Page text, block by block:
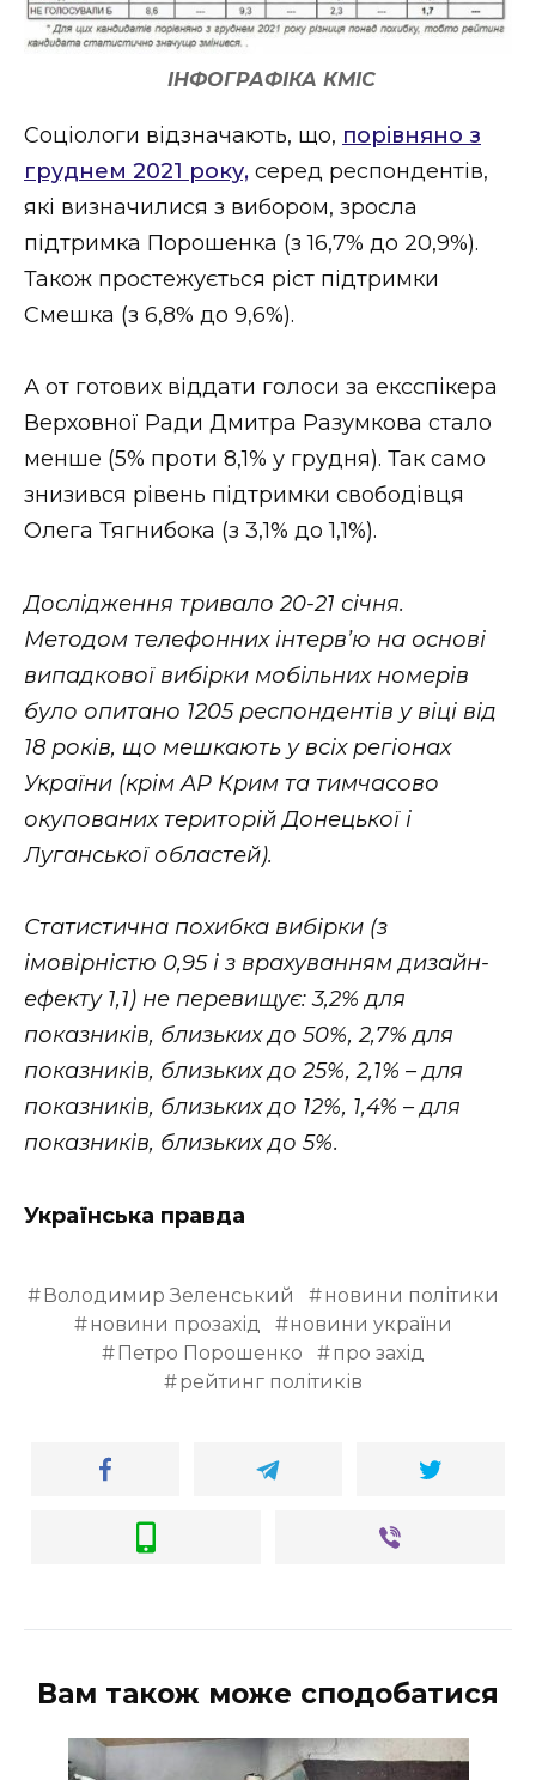
ІНФОГРАФІКА КМІС
Соціологи відзначають, що, порівняно з
груднем 2021 року, серед респондентів,
які визначилися з вибором, зросла
підтримка Порошенка (з 16,7% до 20,9%).
Також простежується ріст підтримки
Смешка (з 6,8% до 9,6%).
А от готових віддати голоси за ексспікера
Верховної Ради Дмитра Разумкова стало
менше (5% проти 8,1% у грудня). Так само
знизився рівень підтримки свободівця
Олега Тягнибока (з 3,1% до 1,1%).
Дослідження тривало 20-21 січня.
Методом телефонних інтерв’ю на основі
випадкової вибірки мобільних номерів
було опитано 1205 респондентів у віці від
18 років, що мешкають у всіх регіонах
України (крім АР Крим та тимчасово
окупованих територій Донецької і
Луганської областей).
Статистична похибка вибірки (з
імовірністю 0,95 і з врахуванням дизайн-
ефекту 1,1) не перевищує: 3,2% для
показників, близьких до 50%, 2,7% для
показників, близьких до 25%, 2,1% – для
показників, близьких до 12%, 1,4% – для
показників, близьких до 5%.
Українська правда
Володимир Зеленський
новини політики
новини прозахід
новини україни
Петро Порошенко
про захід
рейтинг політиків
Вам також може сподобатися